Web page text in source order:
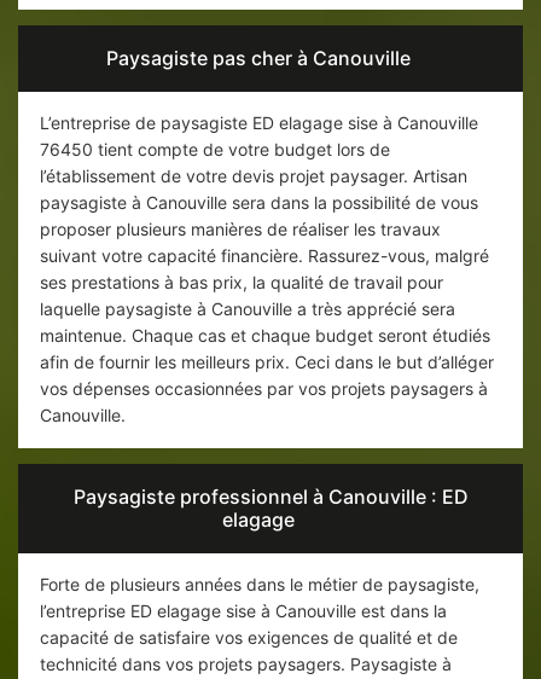
Paysagiste pas cher à Canouville
L’entreprise de paysagiste ED elagage sise à Canouville
76450 tient compte de votre budget lors de
l’établissement de votre devis projet paysager. Artisan
paysagiste à Canouville sera dans la possibilité de vous
proposer plusieurs manières de réaliser les travaux
suivant votre capacité financière. Rassurez-vous, malgré
ses prestations à bas prix, la qualité de travail pour
laquelle paysagiste à Canouville a très apprécié sera
maintenue. Chaque cas et chaque budget seront étudiés
afin de fournir les meilleurs prix. Ceci dans le but d’alléger
vos dépenses occasionnées par vos projets paysagers à
Canouville.
Paysagiste professionnel à Canouville : ED
elagage
Forte de plusieurs années dans le métier de paysagiste,
l’entreprise ED elagage sise à Canouville est dans la
capacité de satisfaire vos exigences de qualité et de
technicité dans vos projets paysagers. Paysagiste à